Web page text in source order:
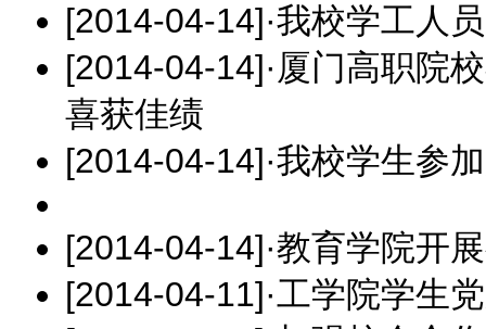
[2014-04-14]·我校学工人
[2014-04-14]· 厦门高职院
喜获佳绩
[2014-04-14]·我校学生参
[2014-04-14]·教育学院开
[2014-04-11]·工学院学生